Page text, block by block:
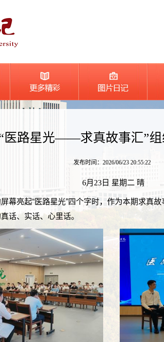
医路星光——求真故事汇”组
发布时间：2026/06/23 20:55:22
6月23日 星期二 晴
幕亮起“医路星光”四个字时，作为本期求真
话、实话、心里话。